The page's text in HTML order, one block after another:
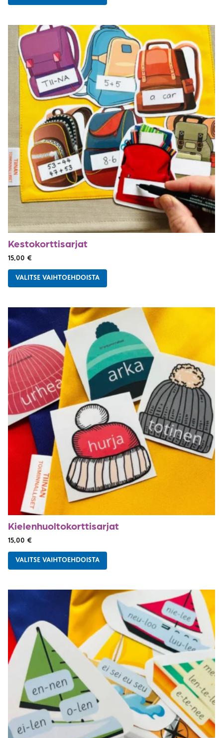
Kestokorttisarjat
15,00 €
VALITSE VAIHTOEHDOISTA
Kielenhuolto­korttisarjat
15,00 €
VALITSE VAIHTOEHDOISTA